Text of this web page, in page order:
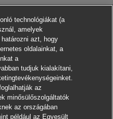
technológiákat (a
amelyek
azt, hogy
oldalainkat, a
a
tudjuk kialakítani,
az
minősülőszolgáltatók
az országában
például az Egyesült